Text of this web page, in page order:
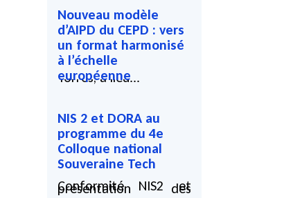
05 08 2026
et perspectives,
animée par Alain
Bensoussan et Chloé
Torres, a lieu...
Nouveau modèle
d’AIPD du CEPD : vers
un format harmonisé
à l’échelle
européenne
nouveau modèle
d’AIPD destiné à
harmoniser la
présentation des
NIS 2 et DORA au
programme du 4e
Colloque national
Souveraine Tech
Conformité NIS2 et